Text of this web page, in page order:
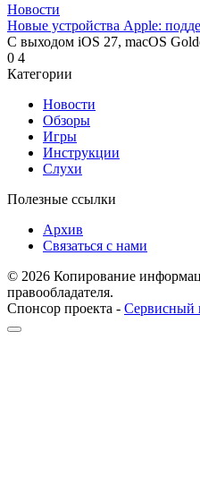
Новости
Новые устройства Apple:
С выходом iOS 27, macOS
0 4
Категории
Новости
Обзоры
Игры
Инструкции
Слухи
Полезные ссылки
Архив
Связаться с нами
© 2026 Копирование
правообладателя.
Спонсор проекта - Сервисный